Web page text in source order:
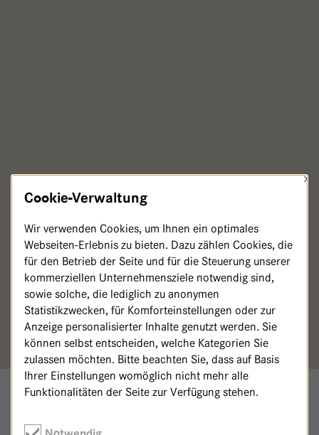
CLAUDIA DECKER
Sozialdienst, Stationen 6 und 8
030/365 01-149
030/36501-243
Zuständig für:
Station 6 (Kardiologie)
Station 8 (Chirurgie)
Cookie-Verwaltung
×
Wir verwenden Cookies, um Ihnen ein optimales
Webseiten-Erlebnis zu bieten. Dazu zählen Cookies, die
für den Betrieb der Seite und für die Steuerung unserer
kommerziellen Unternehmensziele notwendig sind,
sowie solche, die lediglich zu anonymen
Statistikzwecken, für Komforteinstellungen oder zur
Anzeige personalisierter Inhalte genutzt werden. Sie
können selbst entscheiden, welche Kategorien Sie
zulassen möchten. Bitte beachten Sie, dass auf Basis
Ihrer Einstellungen womöglich nicht mehr alle
Funktionalitäten der Seite zur Verfügung stehen.